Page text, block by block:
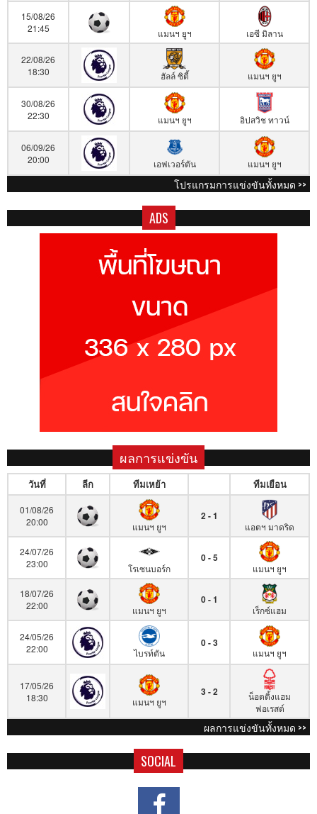
15/08/26
21:45
แมนฯ ยูฯ เอซี มิลาน
22/08/26
18:30
ฮัลล์ ซิตี้ แมนฯ ยูฯ
30/08/26
22:30
แมนฯ ยูฯ อิปสวิช ทาวน์
06/09/26
20:00
เอฟเวอร์ตัน แมนฯ ยูฯ
โปรแกรมการแข่งขันทั้งหมด >>
ADS
ผลการแข่งขัน
วันที่ ลีก ทีมเหย้า ทีมเยือน
01/08/26
20:00
แมนฯ ยูฯ
2 - 1
แอตฯ มาดริด
24/07/26
23:00
โรเซนบอร์ก
0 - 5
แมนฯ ยูฯ
18/07/26
22:00
แมนฯ ยูฯ
0 - 1
เร็กซ์แฮม
24/05/26
22:00
ไบรท์ตัน
0 - 3
แมนฯ ยูฯ
17/05/26
18:30
แมนฯ ยูฯ
3 - 2
น็อตติ้งแฮม
ฟอเรสต์
ผลการแข่งขันทั้งหมด >>
SOCIAL